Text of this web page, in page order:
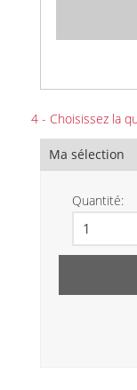
4 - Choisissez la
Ma sélection
Quantité: